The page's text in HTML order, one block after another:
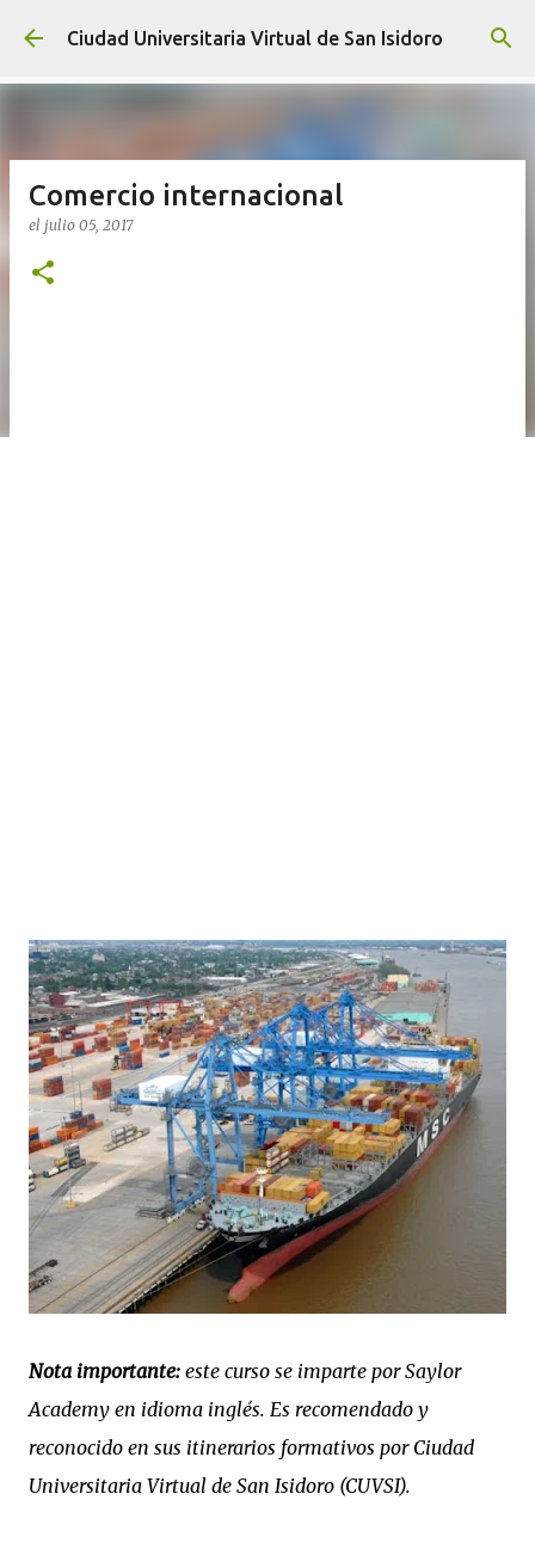
Ir al contenido principal
Ciudad Universitaria Virtual de San Isidoro
Comercio internacional
el julio 05, 2017
Nota importante: este curso se imparte por Saylor
Academy en idioma inglés. Es recomendado y
reconocido en sus itinerarios formativos por Ciudad
Universitaria Virtual de San Isidoro (CUVSI).